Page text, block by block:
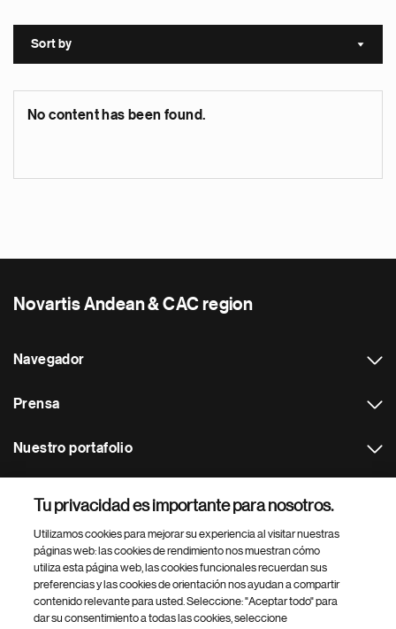
Sort by Sort
No content has been found.
Novartis Andean & CAC region
Navegador
Prensa
Nuestro portafolio
Footer Site Search
Tu privacidad es importante para nosotros.
Utilizamos cookies para mejorar su experiencia al visitar nuestras
páginas web: las cookies de rendimiento nos muestran cómo
utiliza esta página web, las cookies funcionales recuerdan sus
preferencias y las cookies de orientación nos ayudan a compartir
contenido relevante para usted. Seleccione: "Aceptar todo" para
dar su consentimiento a todas las cookies, seleccione